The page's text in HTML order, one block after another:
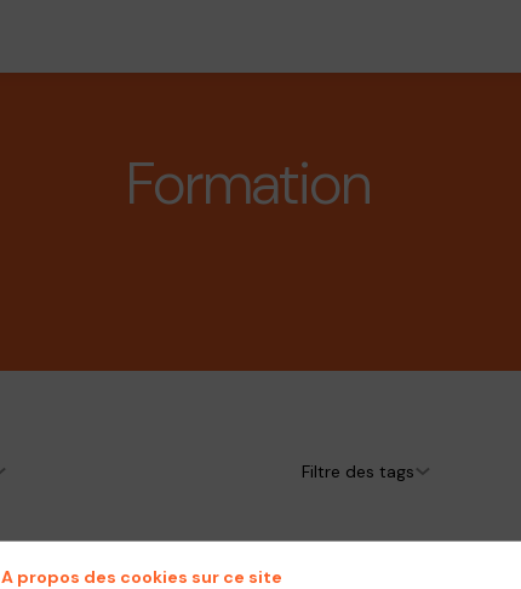
Formation
Filtre des tags
A propos des cookies sur ce site